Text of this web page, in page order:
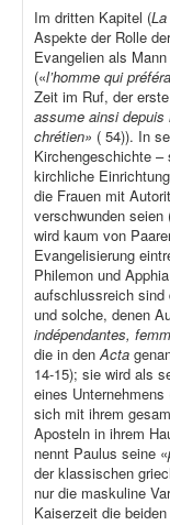
Im dritten Kapitel (
Aspekte der Rolle
Evangelien als
(«l’homme qui
Zeit im Ruf, der
assume ainsi depuis
chrétien» ( 54)). In
Kirchengeschichte
kirchliche
die Frauen mit
verschwunden
wird kaum von
Evangelisierung
Philemon und
aufschlussreich sind
und solche, denen
indépendantes,
die in denActa
14-15); sie wird als
eines
sich mit ihrem
Aposteln in ihrem
nennt Paulus seine «
der klassischen
nur die maskuline
Kaiserzeit die